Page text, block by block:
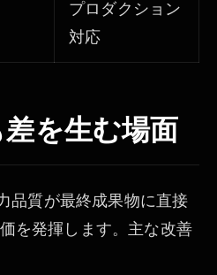
プロダクション
対応
を生む場面
品質が最終成果物に直接
を発揮します。主な改善